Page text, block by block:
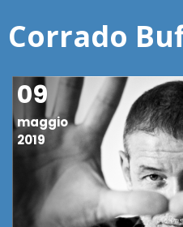
Corrado
09
maggio
2019